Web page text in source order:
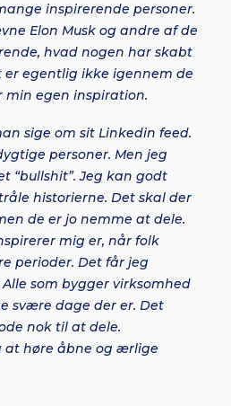
inspirerende personer.
Elon Musk og andre af de
hvad nogen har skabt
er egentlig ikke igennem de
min egen inspiration.
sige om sit Linkedin feed.
personer. Men jeg
“bullshit”. Jeg kan godt
historierne. Det skal der
de er jo nemme at dele.
mig er, når folk
perioder. Det får jeg
som bygger virksomhed
svære dage der er. Det
nok til at dele.
at høre åbne og ærlige